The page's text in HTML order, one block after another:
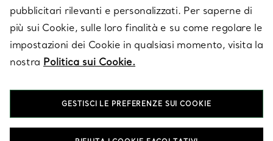
LEGALE
SEGUICI
pubblicitari rilevanti e personalizzati. Per saperne di
più sui Cookie, sulle loro finalità e su come regolare le
impostazioni dei Cookie in qualsiasi momento, visita la
nostra Politica sui Cookie.
GESTISCI LE PREFERENZE SUI COOKIE